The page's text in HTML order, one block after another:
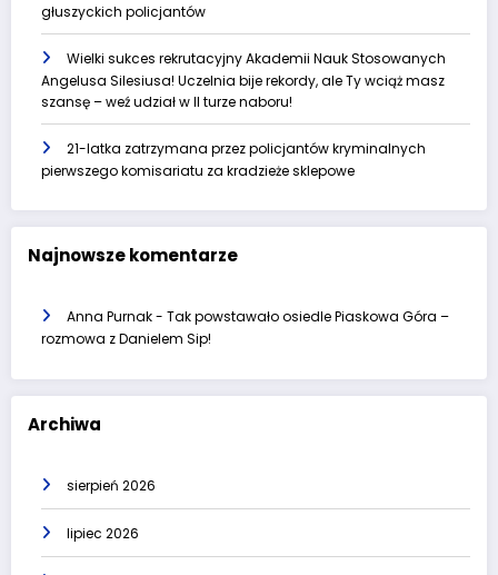
głuszyckich policjantów
Wielki sukces rekrutacyjny Akademii Nauk Stosowanych
Angelusa Silesiusa! Uczelnia bije rekordy, ale Ty wciąż masz
szansę – weź udział w II turze naboru!
21-latka zatrzymana przez policjantów kryminalnych
pierwszego komisariatu za kradzieże sklepowe
Najnowsze komentarze
Anna Purnak- Tak powstawało osiedle Piaskowa Góra –
rozmowa z Danielem Sip!
Archiwa
sierpień 2026
lipiec 2026